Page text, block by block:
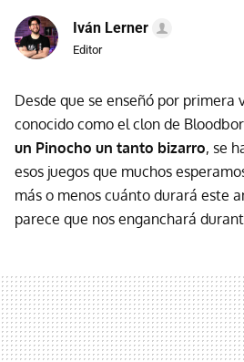
Iván Lerner
Editor
Desde que se enseñó por primera
conocido como el clon de
un Pinocho un tanto bizarro, se
esos juegos que muchos
más o menos cuánto durará este
parece que nos enganchará